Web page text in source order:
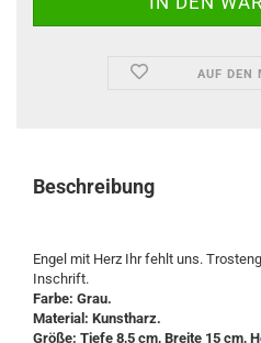
AUF DEN
Beschreibung
Engel mit Herz Ihr fehlt uns.
Inschrift.
Farbe: Grau.
Material: Kunstharz.
Größe: Tiefe 8,5 cm, Breite 15 cm,